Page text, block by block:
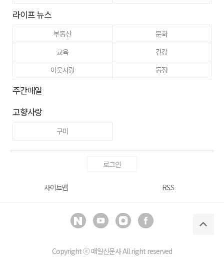
라이프 뉴스
부동산
문화
교육
건강
이웃사랑
동정
주간매일
고향사랑
구미
로그인
사이트맵 RSS
Copyright ⓒ매일신문사All right reserved